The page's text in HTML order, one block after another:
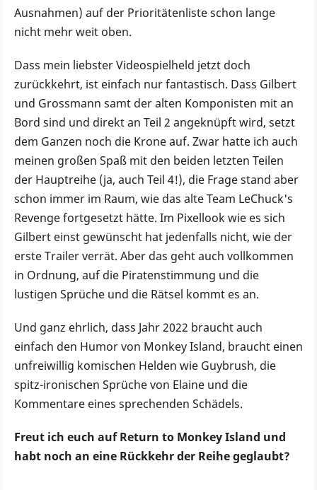
Ausnahmen) auf der Prioritätenliste schon lange
nicht mehr weit oben.
Dass mein liebster Videospielheld jetzt doch
zurückkehrt, ist einfach nur fantastisch. Dass Gilbert
und Grossmann samt der alten Komponisten mit an
Bord sind und direkt an Teil 2 angeknüpft wird, setzt
dem Ganzen noch die Krone auf. Zwar hatte ich auch
meinen großen Spaß mit den beiden letzten Teilen
der Hauptreihe (ja, auch Teil 4!), die Frage stand aber
schon immer im Raum, wie das alte Team LeChuck's
Revenge fortgesetzt hätte. Im Pixellook wie es sich
Gilbert einst gewünscht hat jedenfalls nicht, wie der
erste Trailer verrät. Aber das geht auch vollkommen
in Ordnung, auf die Piratenstimmung und die
lustigen Sprüche und die Rätsel kommt es an.
Und ganz ehrlich, dass Jahr 2022 braucht auch
einfach den Humor von Monkey Island, braucht einen
unfreiwillig komischen Helden wie Guybrush, die
spitz-ironischen Sprüche von Elaine und die
Kommentare eines sprechenden Schädels.
Freut ich euch auf Return to Monkey Island und
habt noch an eine Rückkehr der Reihe geglaubt?